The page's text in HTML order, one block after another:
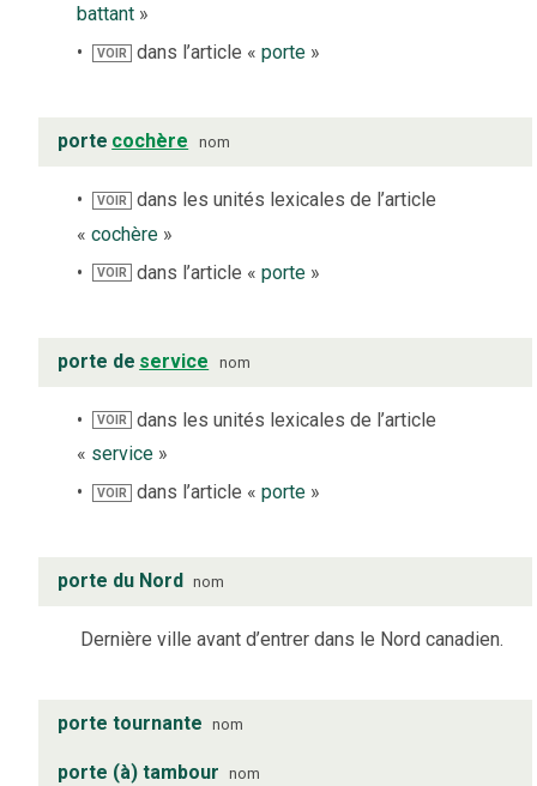
battant »
VOIR dans l’article «porte »
porte cochère nom
VOIR
dans les unités lexicales de l’article
« cochère »
VOIR dans l’article «porte »
porte de service nom
VOIR
dans les unités lexicales de l’article
« service »
VOIR dans l’article «porte »
porte du Nord nom
Dernière ville avant d’entrer dans le Nord canadien.
porte tournante nom
porte (à) tambour nom